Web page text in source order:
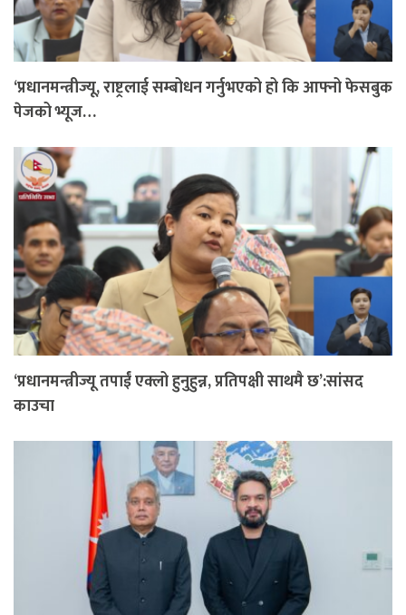
‘प्रधानमन्त्रीज्यू, राष्ट्रलाई सम्बोधन गर्नुभएको हो कि आफ्नो फेसबुक
पेजको भ्यूज…
‘प्रधानमन्त्रीज्यू तपाईं एक्लो हुनुहुन्न, प्रतिपक्षी साथमै छ’:सांसद
काउचा